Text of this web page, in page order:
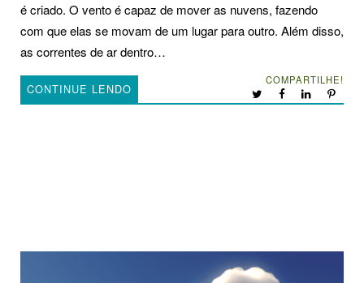
é criado. O vento é capaz de mover as nuvens, fazendo
com que elas se movam de um lugar para outro. Além disso,
as correntes de ar dentro…
CONTINUE LENDO
COMPARTILHE!